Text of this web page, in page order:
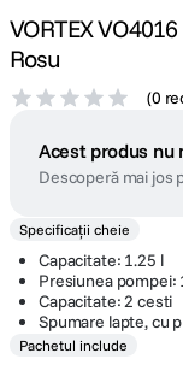
VORTEX
Rosu
(0
Acest produs nu
Descoperă mai jos
Specificații cheie
Capacitate: 1.25 l
Presiunea pompei:
Capacitate: 2 cesti
Spumare lapte, cu
Pachetul include